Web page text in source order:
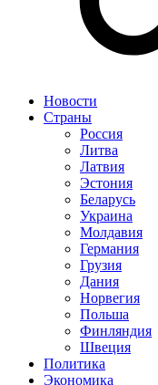
Новости
Страны
Россия
Литва
Латвия
Эстония
Беларусь
Украина
Молдавия
Германия
Грузия
Дания
Норвегия
Польша
Финляндия
Швеция
Политика
Экономика